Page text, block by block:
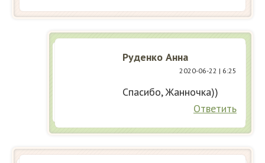
Руденко Анна
2020-06-22 | 6:25
Спасибо, Жанночка))
Ответить